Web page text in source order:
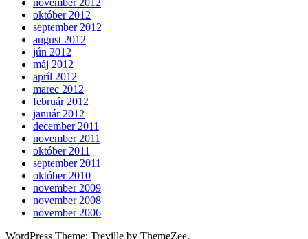
október 2012
september 2012
august 2012
jún 2012
máj 2012
apríl 2012
marec 2012
február 2012
január 2012
december 2011
november 2011
október 2011
september 2011
október 2010
november 2009
november 2008
november 2006
WordPress Theme: Treville by ThemeZee.